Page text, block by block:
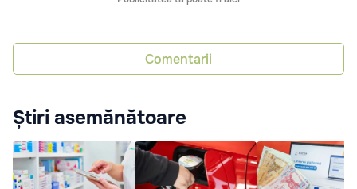
Comentarii
Știri asemănătoare